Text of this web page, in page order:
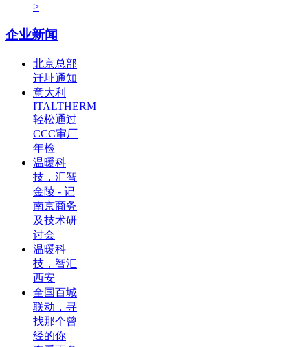
>
企业新闻
北京总部
迁址通知
意大利
ITALTHERM
轻松通过
CCC审厂
年检
温暖科
技，汇智
金陵 - 记
南京商务
及技术研
讨会
温暖科
技，智汇
西安
全国百城
联动，寻
找那个曾
经的你